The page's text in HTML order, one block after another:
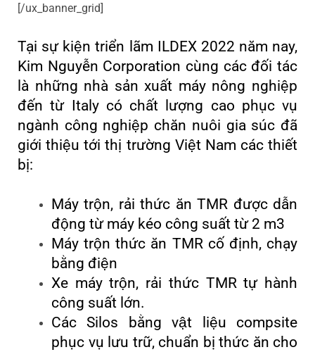
[/ux_banner_grid]
Tại sự kiện triển lãm ILDEX 2022 năm nay,
Kim Nguyễn Corporation cùng các đối tác
là những nhà sản xuất máy nông nghiệp
đến từ Italy có chất lượng cao phục vụ
ngành công nghiệp chăn nuôi gia súc đã
giới thiệu tới thị trường Việt Nam các thiết
bị:
Máy trộn, rải thức ăn TMR được dẫn
động từ máy kéo công suất từ 2 m3
Máy trộn thức ăn TMR cố định, chạy
bằng điện
Xe máy trộn, rải thức TMR tự hành
công suất lớn.
Các Silos bằng vật liệu compsite
phục vụ lưu trữ, chuẩn bị thức ăn cho